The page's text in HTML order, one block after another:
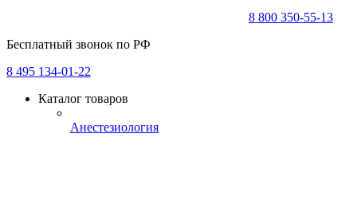
8 800 350-55-13
Бесплатный звонок по РФ
8 495 134-01-22
Каталог товаров
Анестезиология